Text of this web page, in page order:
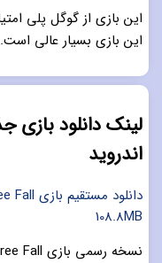
این بازی بسیار عالی است.
اندروید
108.8MB
نسخه رسمی بازی Frozen Free Fall را دانلود کنید.